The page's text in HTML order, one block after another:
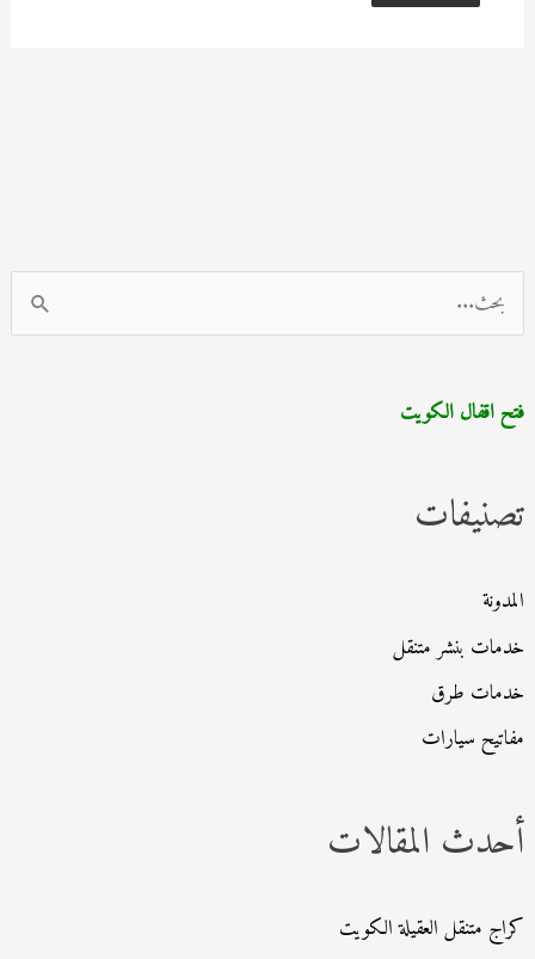
ل
ح
ع
:
فتح اقفال الكويت
تصنيفات
المدونة
خدمات بنشر متنقل
خدمات طرق
مفاتيح سيارات
أحدث المقالات
كراج متنقل العقيلة الكويت